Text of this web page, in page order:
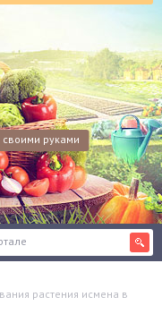
руками
растения исмена в